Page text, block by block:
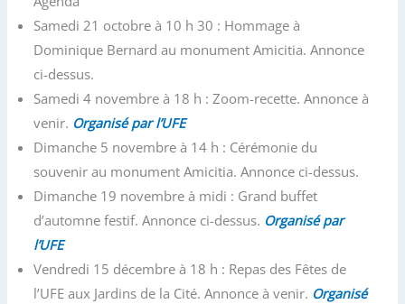
Samedi 21 octobre à 10 h 30 : Hommage à
Dominique Bernard au monument Amicitia. Annonce
ci-dessus.
Samedi 4 novembre à 18 h : Zoom-recette. Annonce à
venir. Organisé par l’UFE
Dimanche 5 novembre à 14 h : Cérémonie du
souvenir au monument Amicitia. Annonce ci-dessus.
Dimanche 19 novembre à midi : Grand buffet
d’automne festif. Annonce ci-dessus. Organisé par
l’UFE
Vendredi 15 décembre à 18 h : Repas des Fêtes de
l’UFE aux Jardins de la Cité. Annonce à venir. Organisé